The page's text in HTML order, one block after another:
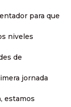
para que
niveles
de
jornada
estamos